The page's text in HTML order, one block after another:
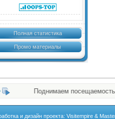
Полная статистика
Промо материалы
Поднимаем посещаемость(820)
и дизайн проекта: Visitempire &